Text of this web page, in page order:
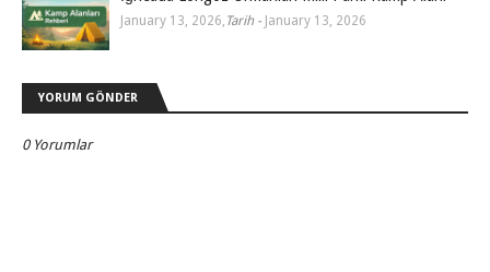
January 13, 2026, Tarih - January 13, 2026
YORUM GÖNDER
0 Yorumlar